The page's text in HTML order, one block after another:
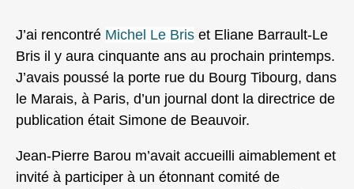
J’ai rencontré Michel Le Bris et Eliane Barrault-Le
Bris il y aura cinquante ans au prochain printemps.
J’avais poussé la porte rue du Bourg Tibourg, dans
le Marais, à Paris, d’un journal dont la directrice de
publication était Simone de Beauvoir.
Jean-Pierre Barou m’avait accueilli aimablement et
invité à participer à un étonnant comité de